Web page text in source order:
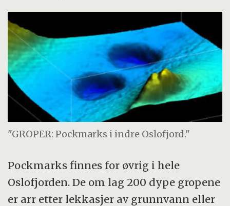
"GROPER: Pockmarks i indre Oslofjord."
Pockmarks finnes for øvrig i hele
Oslofjorden. De om lag 200 dype gropene
er arr etter lekkasjer av grunnvann eller